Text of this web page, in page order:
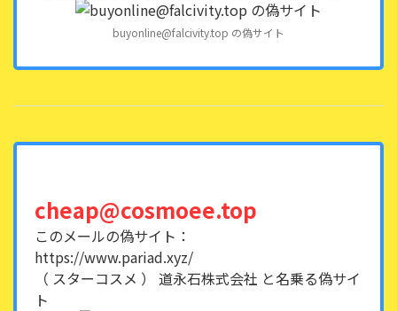
buyonline@falcivity.top の偽サイト
cheap@cosmoee.top
このメールの偽サイト：
https://www.pariad.xyz/
（ スターコスメ ） 道永石株式会社 と名乗る偽サイ
ト